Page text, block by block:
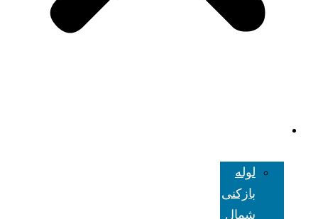
لوله
بازکنی
شمال